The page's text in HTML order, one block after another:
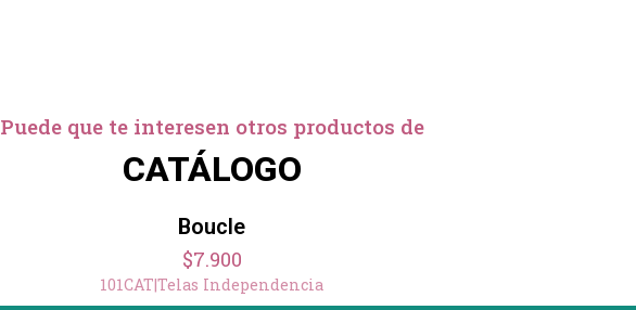
Puede que te interesen otros productos de
CATÁLOGO
Boucle
$7.900
101CAT|Telas Independencia